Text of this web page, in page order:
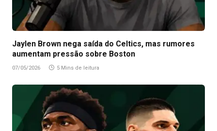
Jaylen Brown nega saída do Celtics, mas rumores
aumentam pressão sobre Boston
07/05/2026 5 Mins de leitura